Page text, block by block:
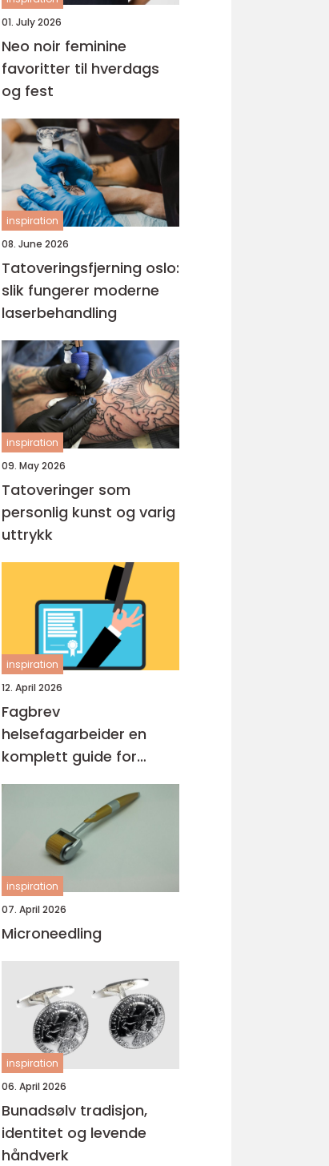
01. July 2026
Neo noir feminine
favoritter til hverdags
og fest
inspiration
08. June 2026
Tatoveringsfjerning oslo:
slik fungerer moderne
laserbehandling
inspiration
09. May 2026
Tatoveringer som
personlig kunst og varig
uttrykk
inspiration
12. April 2026
Fagbrev
helsefagarbeider en
komplett guide for
voksne og
praksiskandidater
inspiration
07. April 2026
Microneedling
inspiration
06. April 2026
Bunadsølv tradisjon,
identitet og levende
håndverk